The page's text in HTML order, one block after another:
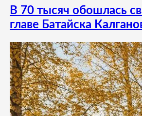
В 70 тысяч обошлась
главе Батайска